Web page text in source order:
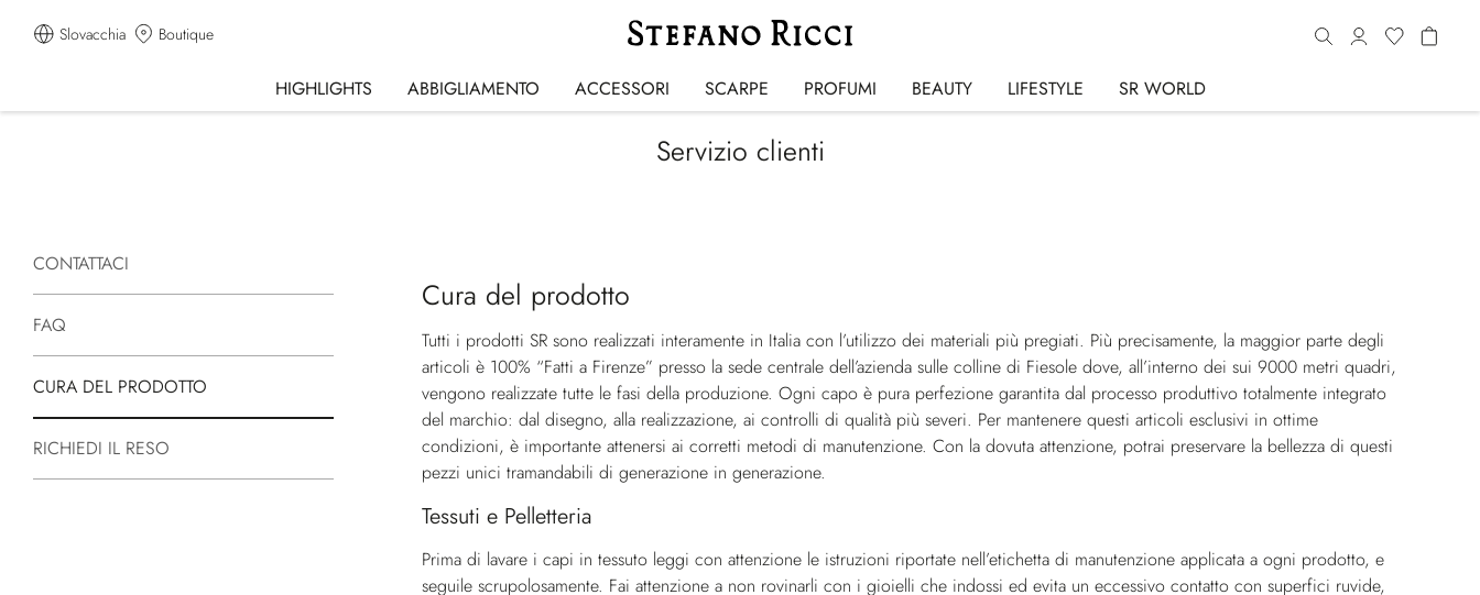
Slovacchia Boutique
HIGHLIGHTS ABBIGLIAMENTO ACCESSORI SCARPE PROFUMI BEAUTY LIFESTYLE SR WORLD
Servizio clienti
CONTATTACI
FAQ
CURA DEL PRODOTTO
RICHIEDI IL RESO
Cura del prodotto
Tutti i prodotti SR sono realizzati interamente in Italia con l’utilizzo dei materiali più pregiati. Più precisamente, la maggior parte degli
articoli è 100% “Fatti a Firenze” presso la sede centrale dell’azienda sulle colline di Fiesole dove, all’interno dei sui 9000 metri quadri,
vengono realizzate tutte le fasi della produzione. Ogni capo è pura perfezione garantita dal processo produttivo totalmente integrato
del marchio: dal disegno, alla realizzazione, ai controlli di qualità più severi. Per mantenere questi articoli esclusivi in ottime
condizioni, è importante attenersi ai corretti metodi di manutenzione. Con la dovuta attenzione, potrai preservare la bellezza di questi
pezzi unici tramandabili di generazione in generazione.
Tessuti e Pelletteria
Prima di lavare i capi in tessuto leggi con attenzione le istruzioni riportate nell’etichetta di manutenzione applicata a ogni prodotto, e
seguile scrupolosamente. Fai attenzione a non rovinarli con i gioielli che indossi ed evita un eccessivo contatto con superfici ruvide,